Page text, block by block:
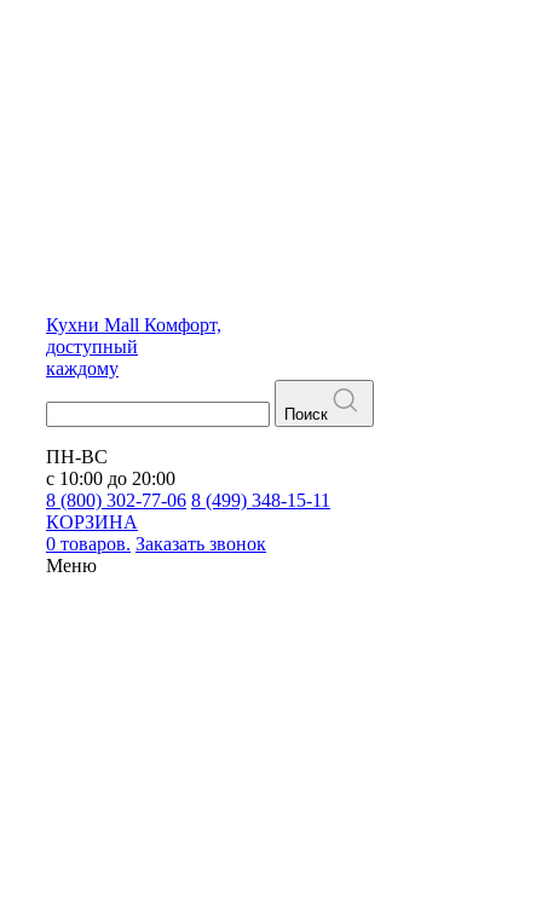
Кухни Mall Комфорт,
доступный
каждому
Поиск
ПН-ВС
с 10:00 до 20:00
8 (800) 302-77-06 8 (499) 348-15-11
КОРЗИНА
0 товаров. Заказать звонок
Меню